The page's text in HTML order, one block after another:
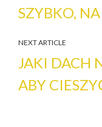
SZYBKO,
NEXT ARTICLE
JAKI DACH
ABY